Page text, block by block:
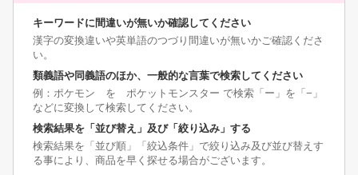
キーワードに間違いが無いか確認してください
漢字の変換違いや英単語のつづり間違いが無いかご確認くださ
い。
類義語や同義語のほか、一般的な言葉で検索してください
例：ポケモン を ポケットモンスター で検索「ー」を「−」
などに変換して検索してください。
検索結果を「並び替え」及び「絞り込み」する
検索結果を「並び順」「絞込条件」で絞り込み及び並び替えす
る事により、商品を早く探せる場合がございます。